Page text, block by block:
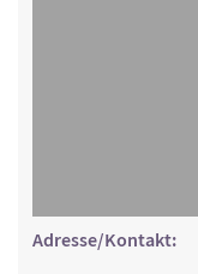
Adresse/Kontakt: